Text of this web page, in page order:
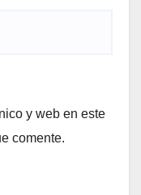
y web en este
comente.